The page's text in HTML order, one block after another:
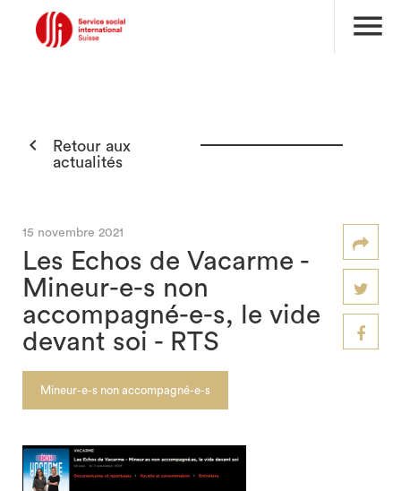
menu

Retour aux
actualités
15 novembre 2021
Les Echos de Vacarme -
Mineur-e-s non
accompagné-e-s, le vide
devant soi - RTS
Mineur-e-s non accompagné-e-s